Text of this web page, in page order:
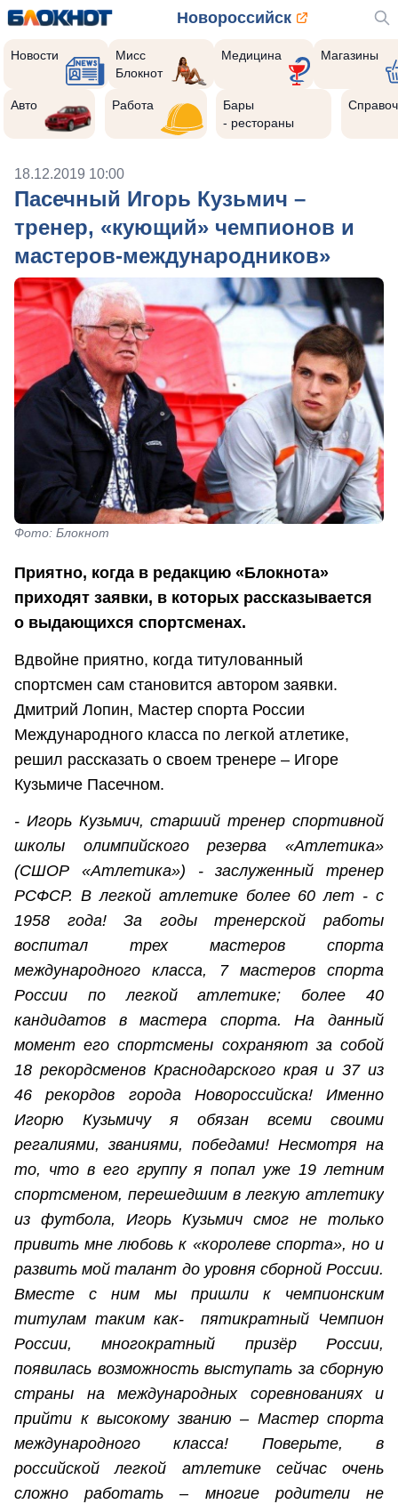
Новороссийск
Новости
Мисс
Блокнот
Медицина Магазины
Авто Работа
Бары
- рестораны
18.12.2019 10:00
Пасечный Игорь Кузьмич –
тренер, «кующий» чемпионов и
мастеров-международников»
Фото: Блокнот
Приятно, когда в редакцию «Блокнота»
приходят заявки, в которых рассказывается
о выдающихся спортсменах.
Вдвойне приятно, когда титулованный
спортсмен сам становится автором заявки.
Дмитрий Лопин, Мастер спорта России
Международного класса по легкой атлетике,
решил рассказать о своем тренере – Игоре
Кузьмиче Пасечном.
- Игорь Кузьмич, старший тренер спортивной
школы олимпийского резерва «Атлетика»
(СШОР «Атлетика») - заслуженный тренер
РСФСР. В легкой атлетике более 60 лет - с
1958 года! За годы тренерской работы
воспитал трех мастеров спорта
международного класса, 7 мастеров спорта
России по легкой атлетике; более 40
кандидатов в мастера спорта. На данный
момент его спортсмены сохраняют за собой
18 рекордсменов Краснодарского края и 37 из
46 рекордов города Новороссийска! Именно
Игорю Кузьмичу я обязан всеми своими
регалиями, званиями, победами! Несмотря на
то, что в его группу я попал уже 19 летним
спортсменом, перешедшим в легкую атлетику
из футбола, Игорь Кузьмич смог не только
привить мне любовь к «королеве спорта», но и
развить мой талант до уровня сборной России.
Вместе с ним мы пришли к чемпионским
титулам таким как- пятикратный Чемпион
России, многократный призёр России,
появилась возможность выступать за сборную
страны на международных соревнованиях и
прийти к высокому званию – Мастер спорта
международного класса! Поверьте, в
российской легкой атлетике сейчас очень
сложно работать – многие родители не